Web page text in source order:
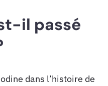
il passé
dans l’histoire de